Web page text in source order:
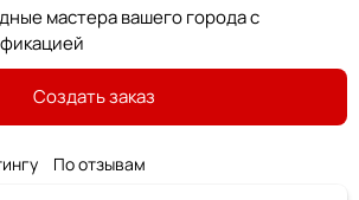
мастера вашего города с
Создать заказ
По отзывам